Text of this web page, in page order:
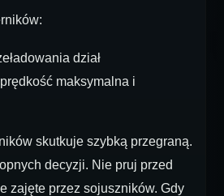
dział
maksymalna i
skutkuje szybką przegraną.
decyzji. Nie pruj przed
zajęte przez sojuszników. Gdy